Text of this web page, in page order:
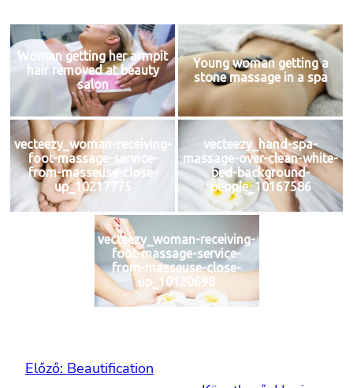
Woman getting her armpit
hair removed at beauty
salon
Young woman getting a
stone massage in a spa
vecteezy_woman-receiving-
foot-massage-service-
from-masseuse-close-
up_10217775
vecteezy_hand-spa-
massage-over-clean-white-
bed-background-
people_10167586
vecteezy_woman-receiving-
foot-massage-service-
from-masseuse-close-
up_10120698
Előző: Beautification